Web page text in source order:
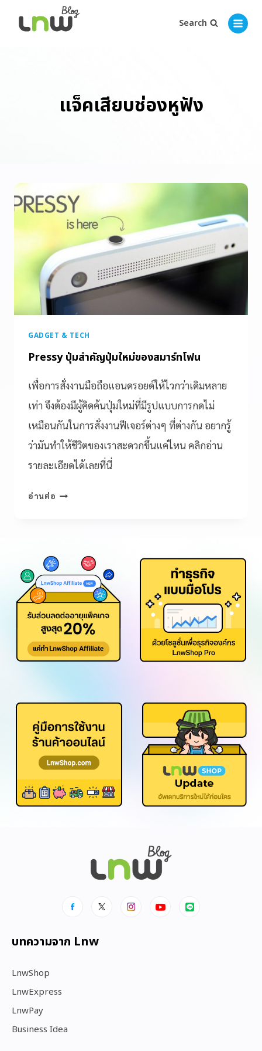
Search
แจ็คเสียบช่องหูฟัง
GADGET & TECH
Pressy ปุ่มสำคัญปุ่มใหม่ของสมาร์ทโฟน
เพื่อการสั่งงานมือถือแอนดรอยด์ให้ไวกว่าเดิมหลาย
เท่า จึงต้องมีผู้คิดค้นปุ่มใหม่ที่มีรูปแบบการกดไม่
เหมือนกันในการสั่งงานฟีเจอร์ต่างๆ ที่ต่างกัน อยากรู้
ว่ามันทำให้ชีวิตของเราสะดวกขึ้นแค่ไหน คลิกอ่าน
รายละเอียดได้เลยที่นี่
อ่านต่อ
บทความจาก Lnw
LnwShop
LnwExpress
LnwPay
Business Idea